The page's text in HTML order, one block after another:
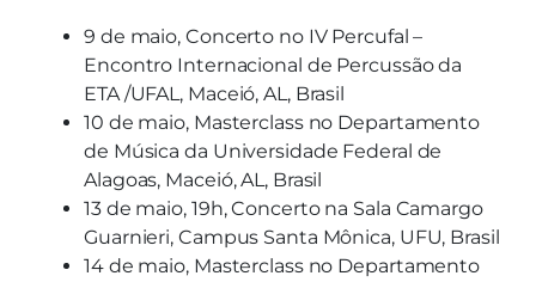
9 de maio, Concerto no IV Percufal –
Encontro Internacional de Percussão da
ETA /UFAL, Maceió, AL, Brasil
10 de maio, Masterclass no Departamento
de Música da Universidade Federal de
Alagoas, Maceió, AL, Brasil
13 de maio, 19h, Concerto na Sala Camargo
Guarnieri, Campus Santa Mônica, UFU, Brasil
14 de maio, Masterclass no Departamento